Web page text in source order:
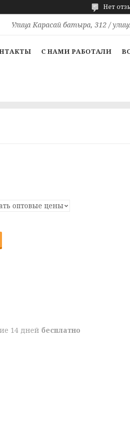
Нет
Улица Карасай батыра, 312 /
С НАМИ РАБОТАЛИ
оптовые цены
14 дней бесплатно